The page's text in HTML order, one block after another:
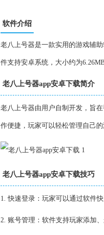
软件介绍
老八上号器是一款实用的游戏辅
件支持安卓系统，大小约为
老八上号器app安卓下载简介
老八上号器由用户自制开发，旨
作便捷，玩家可以轻松管理自己
老八上号器app安卓下载技巧
1. 快速登录：玩家可以通过软件
2. 账号管理：软件支持玩家添加